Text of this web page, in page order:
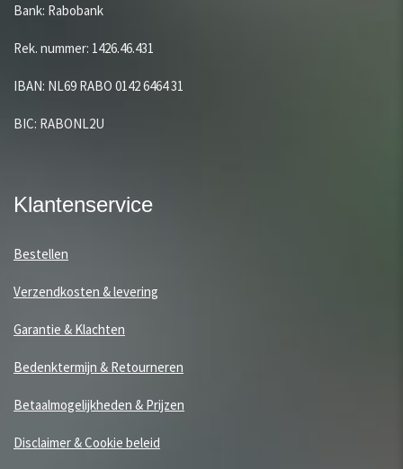
Bank: Rabobank
Rek. nummer: 1426.46.431
IBAN: NL69 RABO 0142 6464 31
BIC: RABONL2U
Klantenservice
Bestellen
Verzendkosten & levering
Garantie & Klachten
Bedenktermijn & Retourneren
Betaalmogelijkheden & Prijzen
Disclaimer & Cookie beleid